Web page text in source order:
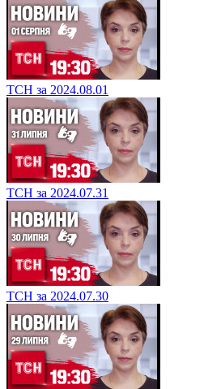
ТСН за 2024.08.01
ТСН за 2024.07.31
ТСН за 2024.07.30